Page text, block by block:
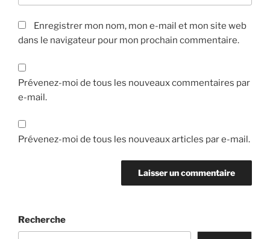
Enregistrer mon nom, mon e-mail et mon site web
dans le navigateur pour mon prochain commentaire.
Prévenez-moi de tous les nouveaux commentaires par
e-mail.
Prévenez-moi de tous les nouveaux articles par e-mail.
Recherche